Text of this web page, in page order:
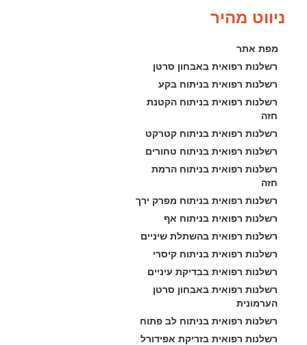
ניווט מהיר
מפת אתר
רשלנות רפואית באבחון סרטן
רשלנות רפואית בניתוח בקע
רשלנות רפואית בניתוח הקטנת
חזה
רשלנות רפואית בניתוח קטרקט
רשלנות רפואית בניתוח טחורים
רשלנות רפואית בניתוח הרמת
חזה
רשלנות רפואית בניתוח מפרק ירך
רשלנות רפואית בניתוח אף
רשלנות רפואית בהשתלת שיניים
רשלנות רפואית בניתוח קיסרי
רשלנות רפואית בבדיקת עיניים
רשלנות רפואית באבחון סרטן
הערמונית
רשלנות רפואית בניתוח לב פתוח
רשלנות רפואית בזריקת אפידורל